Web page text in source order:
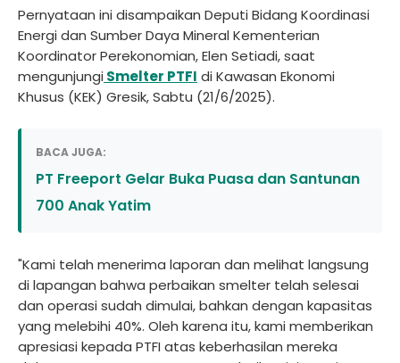
Pernyataan ini disampaikan Deputi Bidang Koordinasi
Energi dan Sumber Daya Mineral Kementerian
Koordinator Perekonomian, Elen Setiadi, saat
mengunjungi Smelter PTFI di Kawasan Ekonomi
Khusus (KEK) Gresik, Sabtu (21/6/2025).
BACA JUGA:
PT Freeport Gelar Buka Puasa dan Santunan
700 Anak Yatim
"Kami telah menerima laporan dan melihat langsung
di lapangan bahwa perbaikan smelter telah selesai
dan operasi sudah dimulai, bahkan dengan kapasitas
yang melebihi 40%. Oleh karena itu, kami memberikan
apresiasi kepada PTFI atas keberhasilan mereka